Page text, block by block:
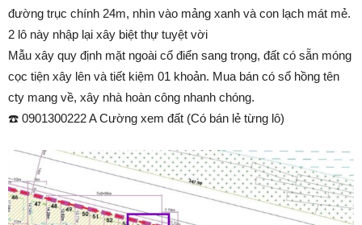
đường trục chính 24m, nhìn vào mảng xanh và con lạch mát mẻ.
2 lô này nhập lại xây biệt thự tuyệt vời
Mẫu xây quy định mặt ngoài cổ điển sang trọng, đất có sẵn móng
cọc tiện xây lên và tiết kiệm 01 khoản. Mua bán có sổ hồng tên
cty mang về, xây nhà hoàn công nhanh chóng.
☎️ 0901300222 A Cường xem đất (Có bán lẻ từng lô)